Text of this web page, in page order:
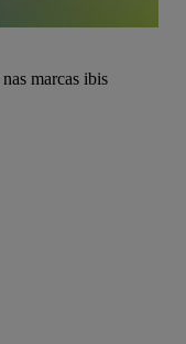
nas marcas ibis